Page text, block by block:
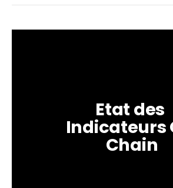
Etat des
Indicateurs
Chain